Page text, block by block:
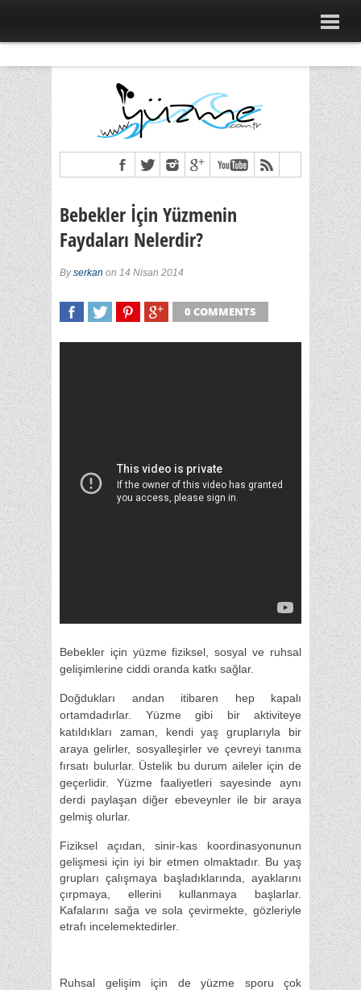
Bebekler İçin Yüzmenin
Faydaları Nelerdir?
Byserkan on 14 Nisan 2014
0 COMMENTS
Bebekler için yüzme fiziksel, sosyal ve ruhsal
gelişimlerine ciddi oranda katkı sağlar.
Doğdukları andan itibaren hep kapalı
ortamdadırlar. Yüzme gibi bir aktiviteye
katıldıkları zaman, kendi yaş gruplarıyla bir
araya gelirler, sosyalleşirler ve çevreyi tanıma
fırsatı bulurlar. Üstelik bu durum aileler için de
geçerlidir. Yüzme faaliyetleri sayesinde aynı
derdi paylaşan diğer ebeveynler ile bir araya
gelmiş olurlar.
Fiziksel açıdan, sinir-kas koordinasyonunun
gelişmesi için iyi bir etmen olmaktadır. Bu yaş
grupları çalışmaya başladıklarında, ayaklarını
çırpmaya, ellerini kullanmaya başlarlar.
Kafalarını sağa ve sola çevirmekte, gözleriyle
etrafı incelemektedirler.
Ruhsal gelişim için de yüzme sporu çok